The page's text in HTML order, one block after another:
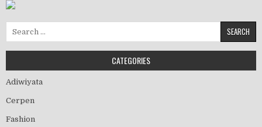
CATEGORIES
Adiwiyata
Cerpen
Fashion